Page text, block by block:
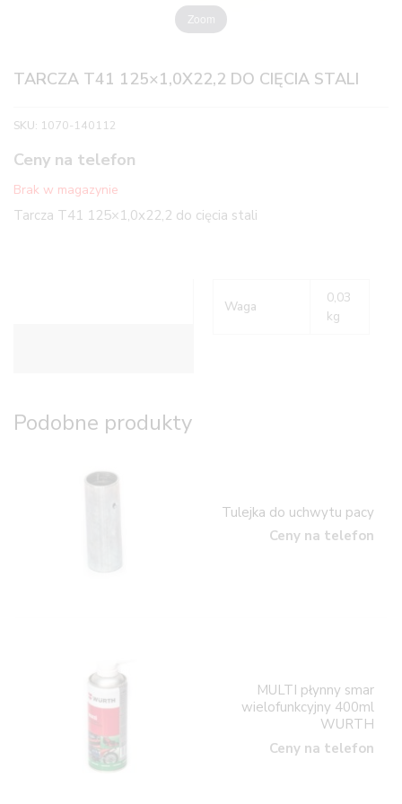
Zoom
TARCZA T41 125×1,0X22,2 DO CIĘCIA STALI
SKU: 1070-140112
Ceny na telefon
Brak w magazynie
Tarcza T41 125×1,0x22,2 do cięcia stali
Waga
0,03
kg
Podobne produkty
Tulejka do uchwytu pacy
Ceny na telefon
MULTI płynny smar
wielofunkcyjny 400ml
WURTH
Ceny na telefon